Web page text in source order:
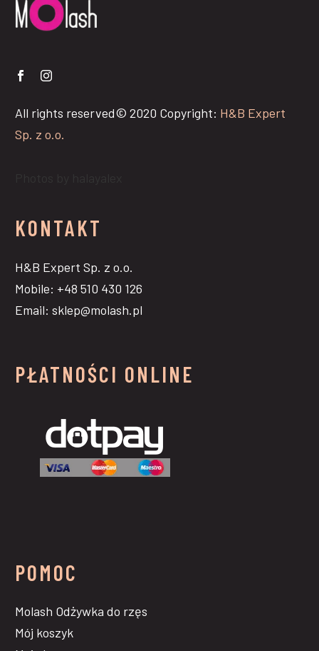
All rights reserved© 2020 Copyright: H&B Expert
Sp. z o.o.
KONTAKT
H&B Expert Sp. z o.o.
Mobile: +48 510 430 126
Email: sklep@molash.pl
PŁATNOŚCI ONLINE
POMOC
Molash Odżywka do rzęs
Mój koszyk